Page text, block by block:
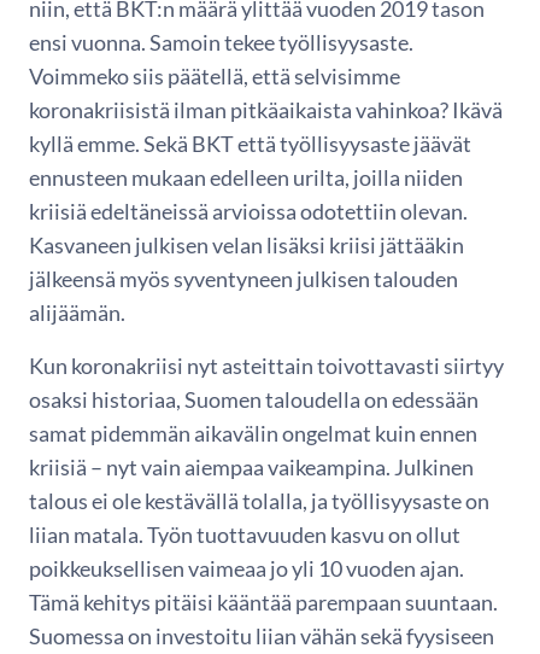
niin, että BKT:n määrä ylittää vuoden 2019 tason
ensi vuonna. Samoin tekee työllisyysaste.
Voimmeko siis päätellä, että selvisimme
koronakriisistä ilman pitkäaikaista vahinkoa? Ikävä
kyllä emme. Sekä BKT että työllisyysaste jäävät
ennusteen mukaan edelleen urilta, joilla niiden
kriisiä edeltäneissä arvioissa odotettiin olevan.
Kasvaneen julkisen velan lisäksi kriisi jättääkin
jälkeensä myös syventyneen julkisen talouden
alijäämän.
Kun koronakriisi nyt asteittain toivottavasti siirtyy
osaksi historiaa, Suomen taloudella on edessään
samat pidemmän aikavälin ongelmat kuin ennen
kriisiä – nyt vain aiempaa vaikeampina. Julkinen
talous ei ole kestävällä tolalla, ja työllisyysaste on
liian matala. Työn tuottavuuden kasvu on ollut
poikkeuksellisen vaimeaa jo yli 10 vuoden ajan.
Tämä kehitys pitäisi kääntää parempaan suuntaan.
Suomessa on investoitu liian vähän sekä fyysiseen